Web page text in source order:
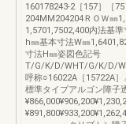
160178243-2［157］［
204MM204204ＲＯＷ㎜
1,5701,7502,400内法基
h㎜基本寸法W㎜
寸法H㎜姿図色記号
T/G/K/D/WHT/G/K/D/
呼称○16022A［15722A
標準タイプアルゴン障子